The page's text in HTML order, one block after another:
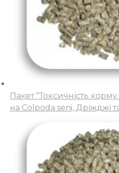
Пакет "Токсичність
на Colpoda seni, Дріжджі